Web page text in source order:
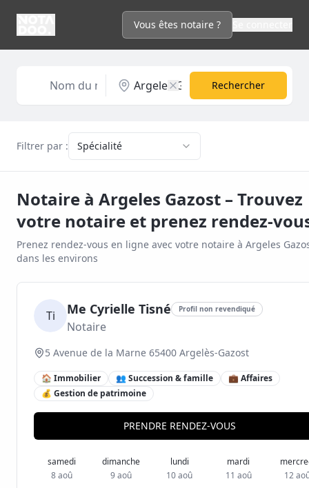
Vous êtes notaire ?
Rechercher
Filtrer par : Spécialité
Notaire à Argeles Gazost – Trouvez
votre notaire et prenez rendez-
Prenez rendez-vous en ligne avec votre notaire à Argeles
dans les environs
Ti Me Cyrielle Tisné Profil non revendiqué
Notaire
5 Avenue de la Marne 65400 Argelès-Gazost
🏠 Immobilier 👥 Succession & famille
💼 Affaires
💰 Gestion de patrimoine
PRENDRE RENDEZ-VOUS
samedi
8 aoû
dimanche
9 aoû
lundi
10 aoû
mardi
11 aoû
12